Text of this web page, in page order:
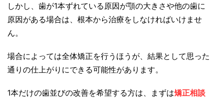
しかし、歯が1本ずれている原因が顎の大きさや他の歯に
原因がある場合は、根本から治療をしなければいけませ
ん。
場合によっては全体矯正を行うほうが、結果として思った
通りの仕上がりにできる可能性があります。
1本だけの歯並びの改善を希望する方は、まずは矯正相談